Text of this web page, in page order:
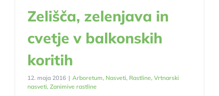
Zelišča, zelenjava in
cvetje v balkonskih
koritih
12. maja 2016 | Arboretum, Nasveti, Rastline, Vrtnarski
nasveti, Zanimive rastline